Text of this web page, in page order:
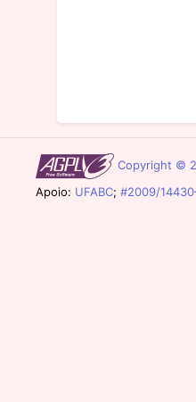
Copyright ©
Apoio: UFABC; #2009/